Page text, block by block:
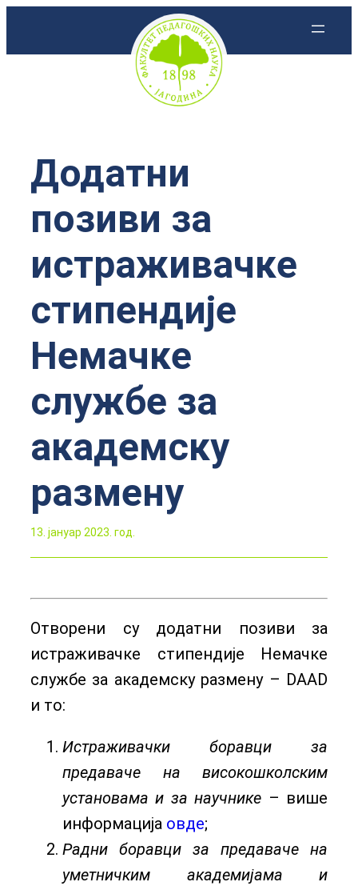
Додатни
позиви за
истраживачке
стипендије
Немачке
службе за
академску
размену
13. јануар 2023. год.
Отворени су додатни позиви за
истраживачке стипендије Немачке
службе за академску размену – DAAD
и то:
Истраживачки боравци за
предаваче на високошколским
установама и за научнике – више
информација овде;
Радни боравци за предаваче на
уметничким академијама и